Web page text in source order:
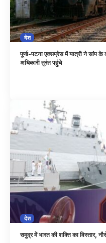
देश
पूर्णा-पटना एक्सप्रेस में यात्री ने सांप
अधिकारी तुरंत पहुंचे
देश
समुद्र में भारत की शक्ति का विस्तार,